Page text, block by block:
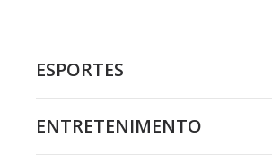
ESPORTES
ENTRETENIMENTO